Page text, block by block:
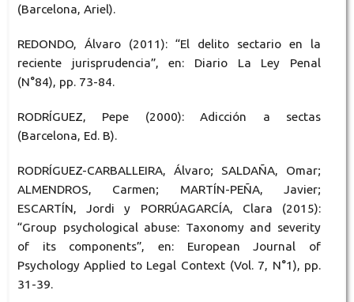
(Barcelona, Ariel).
REDONDO, Álvaro (2011): “El delito sectario en la
reciente jurisprudencia”, en: Diario La Ley Penal
(N°84), pp. 73-84.
RODRÍGUEZ, Pepe (2000): Adicción a sectas
(Barcelona, Ed. B).
RODRÍGUEZ-CARBALLEIRA, Álvaro; SALDAÑA, Omar;
ALMENDROS, Carmen; MARTÍN-PEÑA, Javier;
ESCARTÍN, Jordi y PORRÚAGARCÍA, Clara (2015):
“Group psychological abuse: Taxonomy and severity
of its components”, en: European Journal of
Psychology Applied to Legal Context (Vol. 7, N°1), pp.
31-39.